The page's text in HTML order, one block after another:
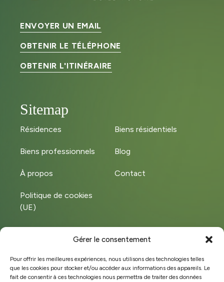
Gérer le consentement
Pour offrir les meilleures expériences, nous utilisons des technologies telles
que les cookies pour stocker et/ou accéder aux informations des appareils. Le
fait de consentir à ces technologies nous permettra de traiter des données
ENVOYER UN EMAIL
OBTENIR LE TÉLÉPHONE
OBTENIR L'ITINÉRAIRE
Sitemap
Résidences Biens résidentiels
Biens professionnels Blog
À propos Contact
Politique de cookies
(UE)
Facebook